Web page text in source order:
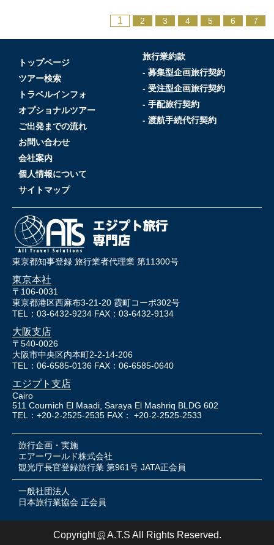
1 2 3 4 5 6 7
トップページ
ツアー検索
トラベルインフォ
オプショナルツアー
ご出発までの流れ
お問い合わせ
会社案内
個人情報について
サイトマップ
旅行業約款
- 募集型企画旅行契約
- 受注型企画旅行契約
- 手配旅行契約
- 渡航手続代行契約
東京都知事登録 旅行業者代理業 第11300号
東京本社
〒106-0031
東京都港区西麻布3-21-20 霞町コーポ302号
TEL：03-6432-9234 FAX：03-6432-9134
大阪支店
〒540-0026
大阪市中央区内本町2-2-14-206
TEL：06-6585-0136 FAX：06-6585-0640
エジプト支店
Cairo
511 Cournich El Maadi, Saraya El Mashriq BLDG 602
TEL：+20-2-2525-2535 FAX： +20-2-2525-2533
旅行企画・実施
エアーワールド株式会社
観光庁長官登録旅行業 第961号 JATA正会員
一般社団法人
日本旅行業協会 正会員
Copyright© A.T.S All Rights Reserved.